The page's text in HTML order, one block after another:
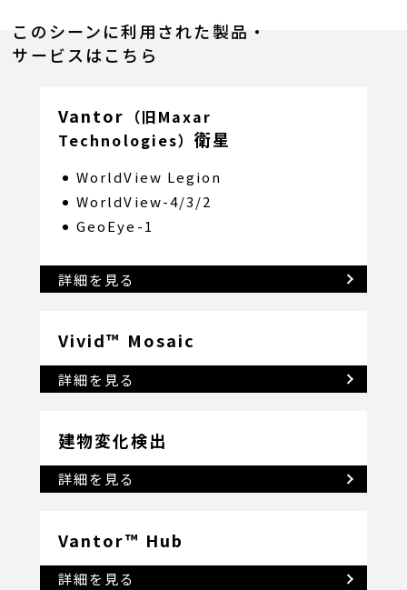
このシーンに利用された製品・
サービスはこちら
Vantor （旧Maxar
Technologies）衛星
WorldView Legion
WorldView-4/3/2
GeoEye-1
詳細を見る
Vivid™ Mosaic
詳細を見る
建物変化検出
詳細を見る
Vantor™ Hub
詳細を見る